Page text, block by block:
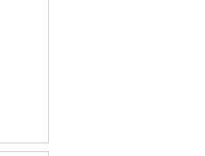
ᲒᲣᲠᲯᲐᲐᲜᲘ